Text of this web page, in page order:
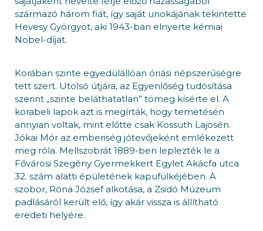
származó három fiát, így saját unokájának tekintette
Hevesy Györgyöt, aki 1943-ban elnyerte kémiai
Nobel-díjat.
Korában szinte egyedülállóan óriási népszerűségre
tett szert. Utolsó útjára, az Egyenlőség tudósítása
szerint „szinte beláthatatlan” tömeg kísérte el. A
korabeli lapok azt is megírták, hogy temetésén
annyian voltak, mint előtte csak Kossuth Lajosén.
Jókai Mór az emberiség jótevőjeként emlékezett
meg róla. Mellszobrát 1889-ben leplezték le a
Fővárosi Szegény Gyermekkert Egylet Akácfa utca
32. szám alatti épületének kapufülkéjében. A
szobor, Róna József alkotása, a Zsidó Múzeum
padlásáról került elő, így akár vissza is állítható
eredeti helyére.